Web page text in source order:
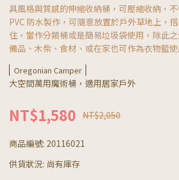
具風格與質感的伸縮收納桶，可壓縮收納，
PVC 防水製作，可隨意放置於戶外草地上，
住，當作分類桶或是簡易垃圾袋使用，除此
備品、木柴、食材、或在家也可作為衣物籃使
Oregonian Camper
大空間萬用魔術桶，適用居家戶外
NT$1,580 NT$2,050
商品編號: 20116021
供貨狀況: 尚有庫存